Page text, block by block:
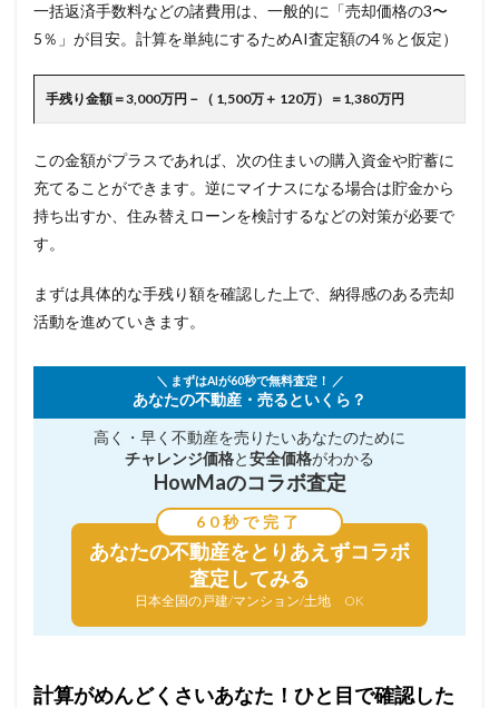
一括返済手数料などの諸費用は、一般的に「売却価格の3〜
5％」が目安。計算を単純にするためAI査定額の4％と仮定）
手残り金額＝3,000万円－（ 1,500万＋ 120万）＝1,380万円
この金額がプラスであれば、次の住まいの購入資金や貯蓄に
充てることができます。逆にマイナスになる場合は貯金から
持ち出すか、住み替えローンを検討するなどの対策が必要で
す。
まずは具体的な手残り額を確認した上で、納得感のある売却
活動を進めていきます。
＼ まずはAIが60秒で無料査定！ ／
あなたの不動産・売るといくら？
高く・早く不動産を売りたいあなたのために
チャレンジ価格と安全価格がわかる
HowMaのコラボ査定
60秒で完了
あなたの不動産をとりあえずコラボ
査定してみる
日本全国の戸建/マンション/土地 OK
計算がめんどくさいあなた！ひと目で確認した